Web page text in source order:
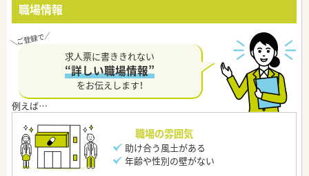
職場情報
求人票に書ききれない
“詳しい職場情報”
をお伝えします！
職場の雰囲気
助け合う風土がある
年齢や性別の壁がない